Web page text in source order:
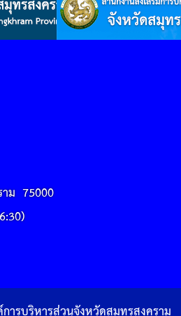
ม 75000